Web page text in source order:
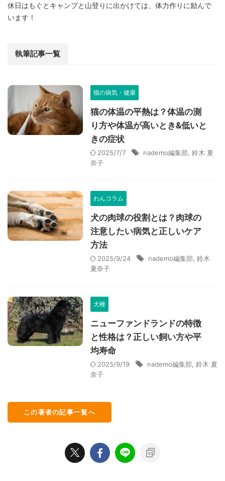
休日はもぐとキャンプと山登りに出かけては、体力作りに励んで
います！
執筆記事一覧
猫の病気・健康
猫の体温の平熱は？体温の測
り方や体温が高いとき&低いと
きの症状
2025/7/7 nademo編集部 鈴木 夏
奈子
わんコラム
犬の肉球の役割とは？肉球の
注意したい病気と正しいケア
方法
2025/9/24 nademo編集部 鈴木
夏奈子
犬種
ニューファンドランドの特徴
と性格は？正しい飼い方や平
均寿命
2025/9/19 nademo編集部 鈴木 夏
奈子
この著者の記事一覧へ